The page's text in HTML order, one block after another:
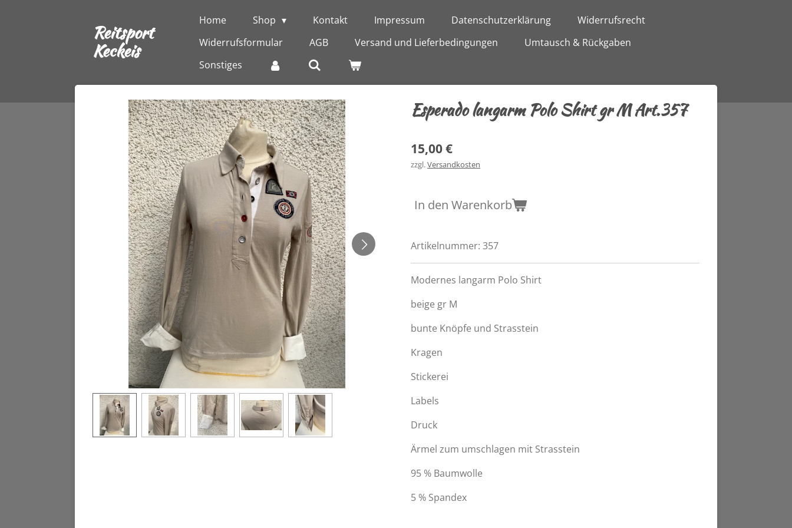
Reitsport
Keckeis
Home Shop Kontakt Impressum Datenschutzerklärung
Widerrufsrecht
Widerrufsformular
AGB Versand und Lieferbedingungen
Umtausch & Rückgaben
Sonstiges
Esperado langarm Polo Shirt gr M Art.357
15,00 €
zzgl.Versandkosten
In den Warenkorb
Artikelnummer: 357
Modernes langarm Polo Shirt
beige gr M
bunte Knöpfe und Strasstein
Kragen
Stickerei
Labels
Druck
Ärmel zum umschlagen mit Strasstein
95 % Baumwolle
5 % Spandex